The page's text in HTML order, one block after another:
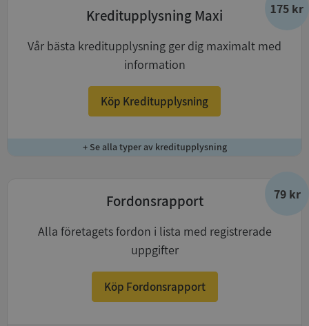
175 kr
Kreditupplysning Maxi
Vår bästa kreditupplysning ger dig maximalt med
information
Köp Kreditupplysning
+ Se alla typer av kreditupplysning
79 kr
Fordonsrapport
Alla företagets fordon i lista med registrerade
uppgifter
Köp Fordonsrapport